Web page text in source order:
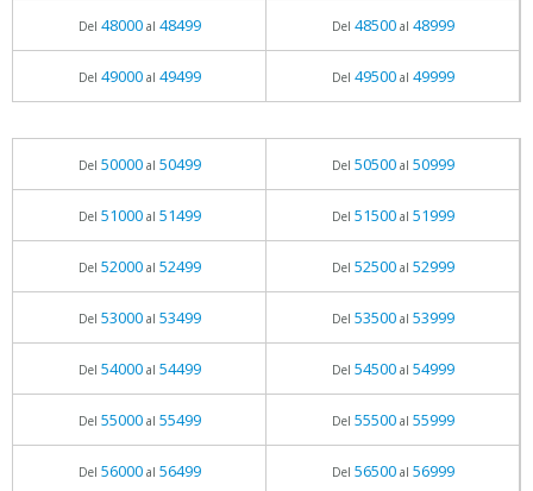
Del 48000al 48499 Del 48500al 48999
Del 49000al 49499 Del 49500al 49999
Del 50000al 50499 Del 50500al 50999
Del 51000al 51499 Del 51500al 51999
Del 52000al 52499 Del 52500al 52999
Del 53000al 53499 Del 53500al 53999
Del 54000al 54499 Del 54500al 54999
Del 55000al 55499 Del 55500al 55999
Del 56000al 56499 Del 56500al 56999